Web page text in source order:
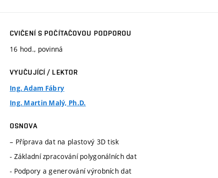
CVIČENÍ S POČÍTAČOVOU PODPOROU
16 hod., povinná
VYUČUJÍCÍ / LEKTOR
Ing. Adam Fábry
Ing. Martin Malý, Ph.D.
OSNOVA
– Příprava dat na plastový 3D tisk
- Základní zpracování polygonálních dat
- Podpory a generování výrobních dat